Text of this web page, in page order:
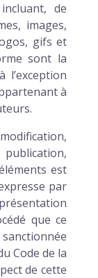
de
images,
gifs et
sont la
l’exception
à
est
par
que ce
Code de la
de cette